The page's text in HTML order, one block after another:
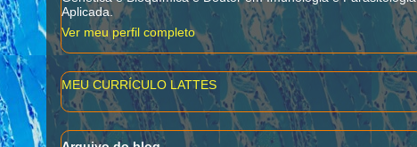
Aplicada.
Ver meu perfil completo
MEU CURRÍCULO LATTES